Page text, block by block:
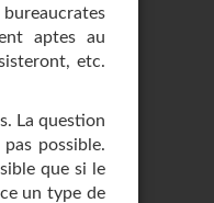
aptes au
etc.
La question
pas possible.
que si le
un type de